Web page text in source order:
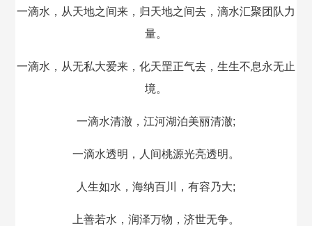
一滴水，从天地之间来，归天地之间去，滴水汇聚团队力
量。
一滴水，从无私大爱来，化天罡正气去，生生不息永无止
境。
一滴水清澈，江河湖泊美丽清澈;
一滴水透明，人间桃源光亮透明。
人生如水，海纳百川，有容乃大;
上善若水，润泽万物，济世无争。